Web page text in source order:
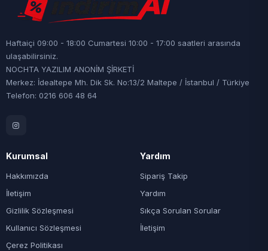
Haftaiçi 09:00 - 18:00 Cumartesi 10:00 - 17:00 saatleri arasında
ulaşabilirsiniz.
NOCHTA YAZILIM ANONİM ŞİRKETİ
Merkez: İdealtepe Mh. Dik Sk. No:13/2 Maltepe / İstanbul / Türkiye
Telefon: 0216 606 48 64
Kurumsal
Hakkımızda
İletişim
Gizlilik Sözleşmesi
Kullanıcı Sözleşmesi
Çerez Politikası
Yardım
Sipariş Takip
Yardım
Sıkça Sorulan Sorular
İletişim